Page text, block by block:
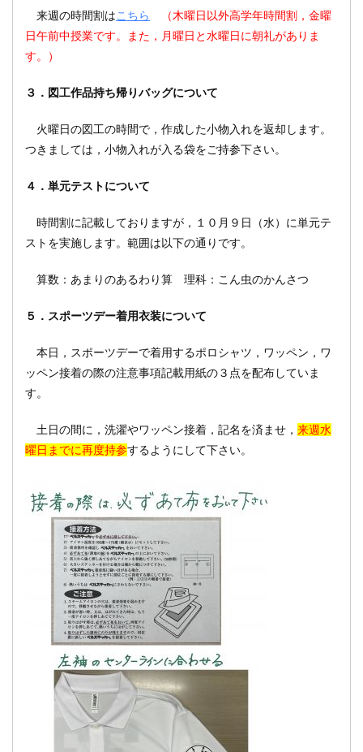
来週の時間割はこちら
（木曜日以外高学年時間割，金曜
日午前中授業です。また，月曜日と水曜日に朝礼がありま
す。）
３．図工作品持ち帰りバッグについて
火曜日の図工の時間で，作成した小物入れを返却します。
つきましては，小物入れが入る袋をご持参下さい。
４．単元テストについて
時間割に記載しておりますが，１０月９日（水）に単元テ
ストを実施します。範囲は以下の通りです。
算数：あまりのあるわり算 理科：こん虫のかんさつ
５．スポーツデー着用衣装について
本日，スポーツデーで着用するポロシャツ，ワッペン，ワ
ッペン接着の際の注意事項記載用紙の３点を配布していま
す。
土日の間に，洗濯やワッペン接着，記名を済ませ， 来週水
曜日までに再度持参するようにして下さい。